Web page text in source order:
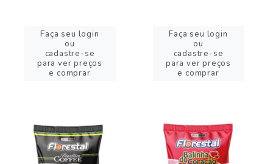
Faça seu login
ou
cadastre-se
para ver preços
e comprar
Faça seu login
ou
cadastre-se
para ver preços
e comprar